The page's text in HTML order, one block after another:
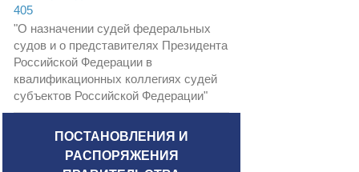
405
"О назначении судей федеральных
судов и о представителях Президента
Российской Федерации в
квалификационных коллегиях судей
субъектов Российской Федерации"
ПОСТАНОВЛЕНИЯ И
РАСПОРЯЖЕНИЯ